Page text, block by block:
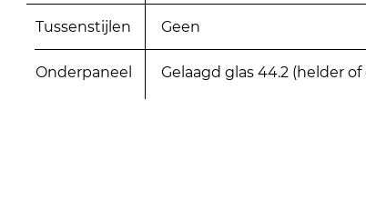
Tussenstijlen Geen
Onderpaneel Gelaagd glas 44.2 (helder of